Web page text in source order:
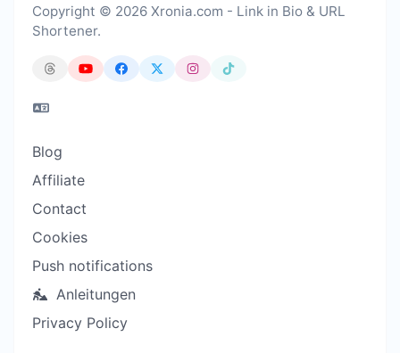
Copyright © 2026 Xronia.com - Link in Bio & URL
Shortener.
Blog
Affiliate
Contact
Cookies
Push notifications
Anleitungen
Privacy Policy